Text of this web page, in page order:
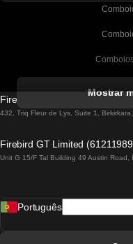
Mostrar
Firebird GT Limited (OC 1451)
432, Triq Fleur de Lys, Suite 1,
Firebird GT Limited
Unit G 15/F Tal Building 49 Austin Road,
Português